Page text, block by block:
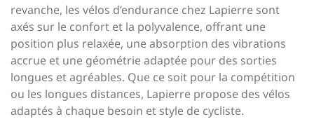
revanche, les vélos d’endurance chez Lapierre sont
axés sur le confort et la polyvalence, offrant une
position plus relaxée, une absorption des vibrations
accrue et une géométrie adaptée pour des sorties
longues et agréables. Que ce soit pour la compétition
ou les longues distances, Lapierre propose des vélos
adaptés à chaque besoin et style de cycliste.